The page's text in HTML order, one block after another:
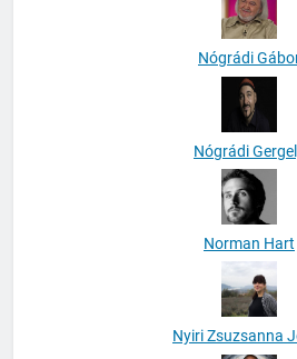
Nógrádi
Nógrádi
Norman Hart
Nyiri Zsuzsanna